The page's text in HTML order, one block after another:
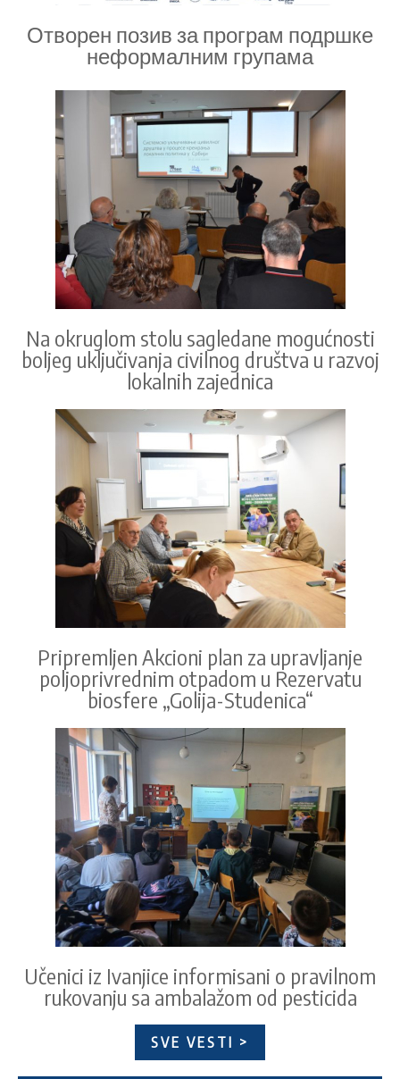
Отворен позив за програм подршке
неформалним групама
Na okruglom stolu sagledane mogućnosti
boljeg uključivanja civilnog društva u razvoj
lokalnih zajednica
Pripremljen Akcioni plan za upravljanje
poljoprivrednim otpadom u Rezervatu
biosfere „Golija-Studenica“
Učenici iz Ivanjice informisani o pravilnom
rukovanju sa ambalažom od pesticida
SVE VESTI >